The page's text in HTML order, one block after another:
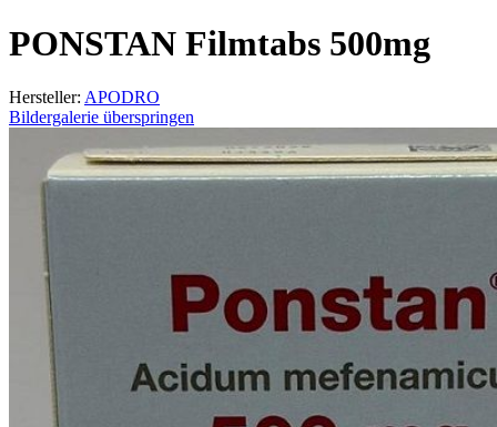
PONSTAN Filmtabs 500mg
Hersteller: APODRO
Bildergalerie überspringen